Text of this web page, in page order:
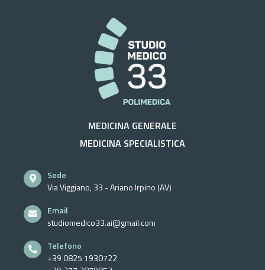
MEDICINA GENERALE
MEDICINA SPECIALISTICA
Sede
Via Viggiano, 33 - Ariano Irpino (AV)
Email
studiomedico33.ai@gmail.com
Telefono
+39 0825 1930722